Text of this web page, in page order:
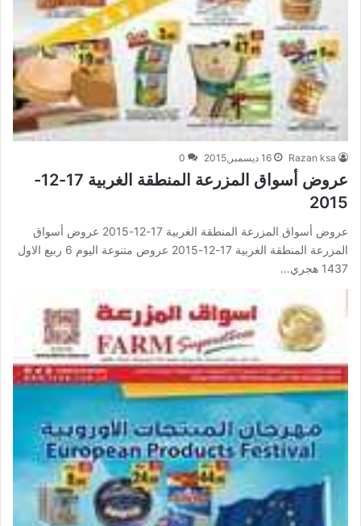
Razan ksa 16 ديسمبر,2015 0
عروض أسواق المزرعة المنطقة الغربية 17-12-
2015
عروض أسواق المزرعة المنطقة الغربية 17-12-2015 عروض أسواق
المزرعة المنطقة الغربية 17-12-2015 عروض متنوعة اليوم 6 ربيع الاول
1437 هجري…